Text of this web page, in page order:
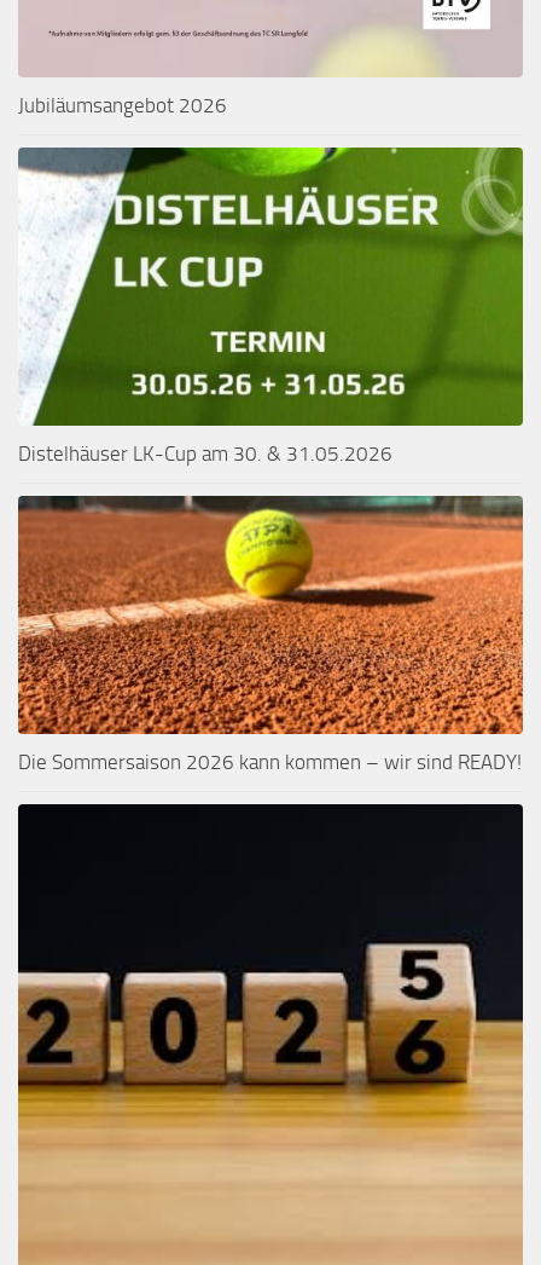
Jubiläumsangebot 2026
Distelhäuser LK-Cup am 30. & 31.05.2026
Die Sommersaison 2026 kann kommen – wir sind READY!